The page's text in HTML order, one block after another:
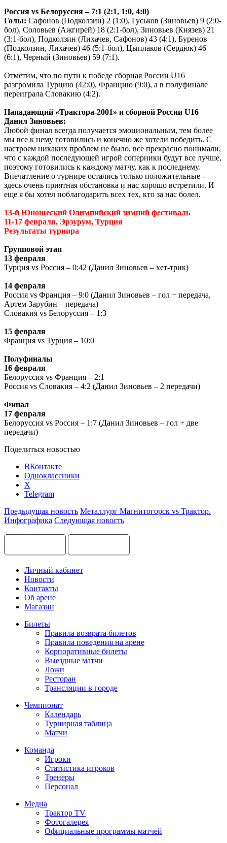
Россия vs Белоруссия – 7:1 (2:1, 1:0, 4:0)
Голы: Сафонов (Подколзин) 2 (1:0), Гуськов (Зиновьев) 9 (2:0-
бол), Соловьев (Ажгирей) 18 (2:1-бол), Зиновьев (Князев) 21
(3:1-бол), Подколзин (Лихачев, Сафонов) 43 (4:1), Буренов
(Подколзин, Лихачев) 46 (5:1-бол), Цыплаков (Сердюк) 46
(6:1), Черный (Зиновьев) 59 (7:1).
Отметим, что по пути к победе сборная России U16
разгромила Турцию (42:0), Францию (9:0), а в полуфинале
переиграла Словакию (4:2).
Нападающий «Трактора-2001» и сборной России U16
Данил Зиновьев:
Любой финал всегда получается эмоциональным, тем более
мы все к нему готовились и конечно же хотели победить. С
настроем никаких проблем не было, все прекрасно понимали,
что с каждой последующей игрой соперники будут все лучше,
поэтому готовились к каждому матчу, как к последнему.
Впечатление о турнире остались только положительные -
здесь очень приятная обстановка и нас хорошо встретили. И
еще я бы хотел поблагодарить всех тех, кто за нас болел.
13-й Юношеский Олимпийский зимний фестиваль
11-17 февраля, Эрзурум, Турция
Результаты турнира
Групповой этап
13 февраля
Турция vs Россия – 0:42 (Данил Зиновьев – хет-трик)
14 февраля
Россия vs Франция – 9:0 (Данил Зиновьев – гол + передача,
Артем Зарубин – передача)
Словакия vs Белоруссия – 1:3
15 февраля
Франция vs Турция – 10:0
Полуфиналы
16 февраля
Белоруссия vs Франция – 2:1
Россия vs Словакия – 4:2 (Данил Зиновьев – 2 передачи)
Финал
17 февраля
Белоруссия vs Россия – 1:7 (Данил Зиновьев – гол + две
передачи)
Поделиться новостью
ВКонтакте
Одноклассники
X
Telegram
Предыдущая новость Металлург Магнитогорск vs Трактор.
Инфографика Следующая новость
Личный кабинет
Новости
Контакты
Об арене
Магазин
Билеты
Правила возврата билетов
Правила поведения на арене
Корпоративные билеты
Выездные матчи
Ложи
Ресторан
Трансляции в городе
Чемпионат
Календарь
Турнирная таблица
Матчи
Команда
Игроки
Статистика игроков
Тренеры
Персонал
Медиа
Трактор TV
Фотогалерея
Официальные программы матчей